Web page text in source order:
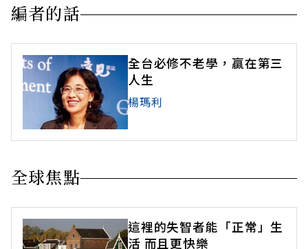
編者的話
全台必修不老學，贏在第三
人生
楊瑪利
全球焦點
這裡的失智者能「正常」生
活 而且更快樂